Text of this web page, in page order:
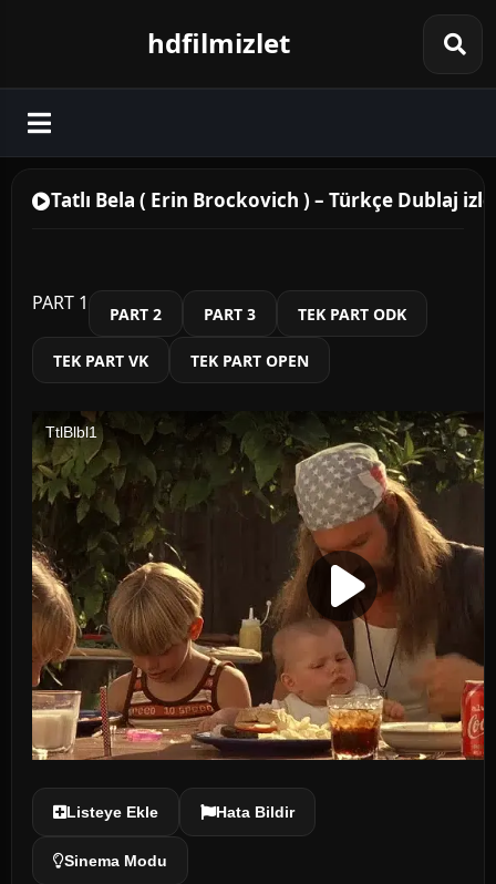
hdfilmizlet
Tatlı Bela ( Erin Brockovich ) – Türkçe Dublaj izle
PART 1 PART 2 PART 3 TEK PART ODK
TEK PART VK TEK PART OPEN
Listeye Ekle Hata Bildir
Sinema Modu